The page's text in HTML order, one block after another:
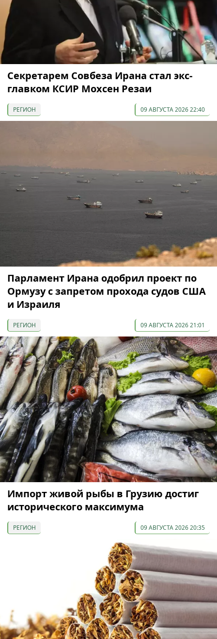
Секретарем Совбеза Ирана стал экс-
главком КСИР Мохсен Резаи
РЕГИОН 09 АВГУСТА 2026 22:40
Парламент Ирана одобрил проект по
Ормузу с запретом прохода судов США
и Израиля
РЕГИОН 09 АВГУСТА 2026 21:01
Импорт живой рыбы в Грузию достиг
исторического максимума
РЕГИОН 09 АВГУСТА 2026 20:35